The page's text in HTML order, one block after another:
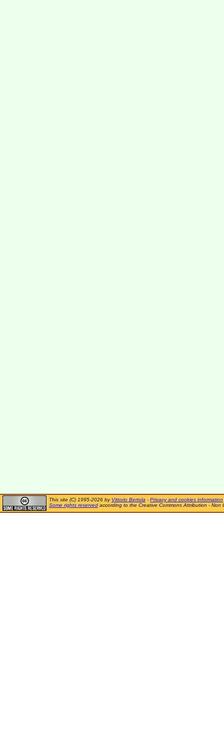
This site (C) 1995-2026 by Vittorio Bertola - Privacy and cookies information
Some rights reserved according to the Creative Commons Attribution - Non